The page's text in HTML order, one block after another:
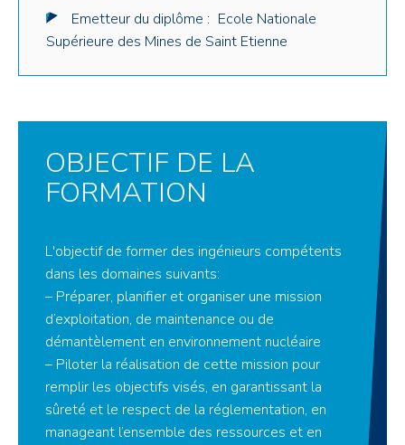
Emetteur du diplôme : Ecole Nationale
Supérieure des Mines de Saint Etienne
OBJECTIF DE LA
FORMATION
L'objectif de former des ingénieurs compétents
dans les domaines suivants:
– Préparer, planifier et organiser une mission
d’exploitation, de maintenance ou de
démantèlement en environnement nucléaire
– Piloter la réalisation de cette mission pour
remplir les objectifs visés, en garantissant la
sûreté et le respect de la réglementation, en
manageant l’ensemble des ressources et en